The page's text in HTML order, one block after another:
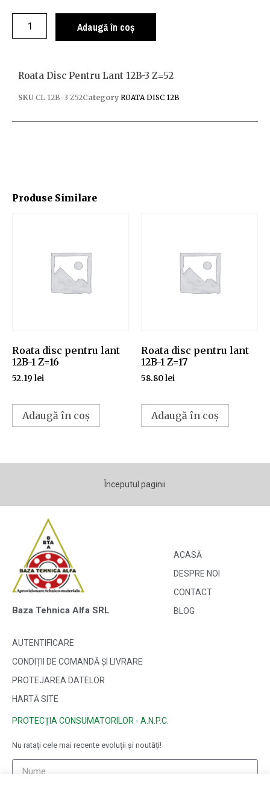
Adaugă în coș
Produse Similare
Roata disc pentru lant
12B-1 Z=16
52.19 lei
Adaugă în coș
Roata disc pentru lant
12B-1 Z=17
58.80lei
Adaugă în coș
Roata Disc Pentru Lant 12B-3 Z=52
SKU CL 12B-3 Z52Category ROATA DISC 12B
Începutul paginii
Baza Tehnica Alfa SRL
ACASĂ
DESPRE NOI
CONTACT
BLOG
AUTENTIFICARE
CONDIȚII DE COMANDĂ ȘI LIVRARE
PROTEJAREA DATELOR
HARTĂ SITE
PROTECȚIA CONSUMATORILOR - A.N.P.C.
Nu ratați cele mai recente evoluții și noutăți!